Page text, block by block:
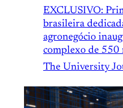
EXCLUSIVO:
brasileira
agronegócio
complexo de 550
The University